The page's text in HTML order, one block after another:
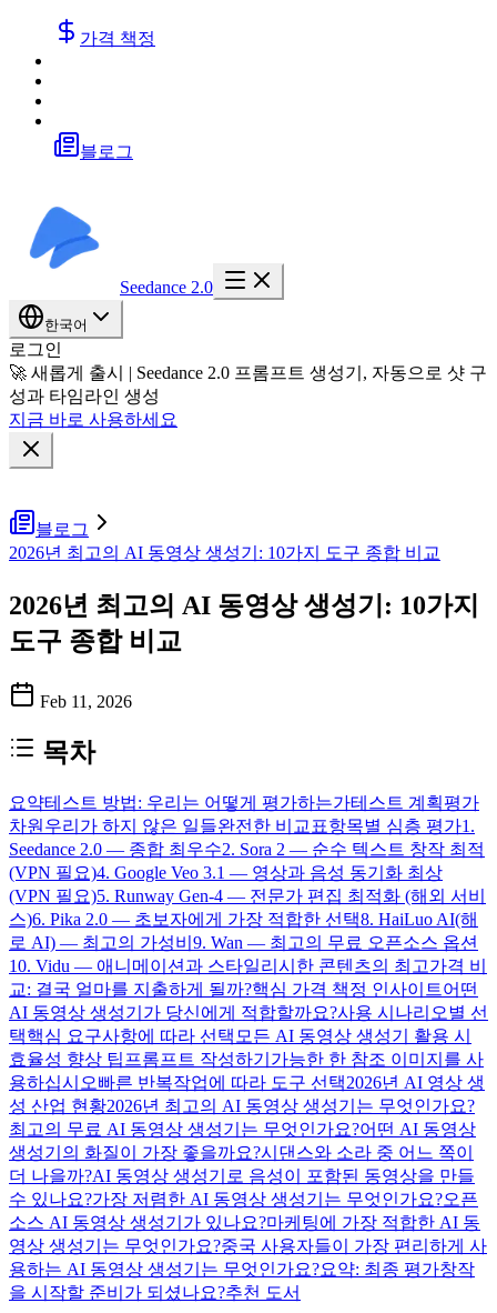
가격 책정
블로그
Seedance 2.0
한국어
로그인
🚀 새롭게 출시 | Seedance 2.0 프롬프트 생성기, 자동으로 샷 구
성과 타임라인 생성
지금 바로 사용하세요
블로그
2026년 최고의 AI 동영상 생성기: 10가지 도구 종합 비교
2026년 최고의 AI 동영상 생성기: 10가지
도구 종합 비교
Feb 11, 2026
목차
요약테스트 방법: 우리는 어떻게 평가하는가테스트 계획평가
차원 우리가 하지 않은 일들완전한 비교표항목별 심층 평가1.
Seedance 2.0 — 종합 최우수2. Sora 2 — 순수 텍스트 창작 최적
(VPN 필요)4. Google Veo 3.1 — 영상과 음성 동기화 최상
(VPN 필요)5. Runway Gen-4 — 전문가 편집 최적화 (해외 서비
스)6. Pika 2.0 — 초보자에게 가장 적합한 선택8. HaiLuo AI(해
로 AI) — 최고의 가성비 9. Wan — 최고의 무료 오픈소스 옵션
10. Vidu — 애니메이션과 스타일리시한 콘텐츠의 최고가격 비
교: 결국 얼마를 지출하게 될까?핵심 가격 책정 인사이트어떤
AI 동영상 생성기가 당신에게 적합할까요?사용 시나리오별 선
택핵심 요구사항에 따라 선택 모든 AI 동영상 생성기 활용 시
효율성 향상 팁 프롬프트 작성하기 가능한 한 참조 이미지를 사
용하십시오빠른 반복작업에 따라 도구 선택2026년 AI 영상 생
성 산업 현황2026년 최고의 AI 동영상 생성기는 무엇인가요?
최고의 무료 AI 동영상 생성기는 무엇인가요?어떤 AI 동영상
생성기의 화질이 가장 좋을까요?시댄스와 소라 중 어느 쪽이
더 나을까?AI 동영상 생성기로 음성이 포함된 동영상을 만들
수 있나요?가장 저렴한 AI 동영상 생성기는 무엇인가요?오픈
소스 AI 동영상 생성기가 있나요?마케팅에 가장 적합한 AI 동
영상 생성기는 무엇인가요?중국 사용자들이 가장 편리하게 사
용하는 AI 동영상 생성기는 무엇인가요?요약: 최종 평가창작
을 시작할 준비가 되셨나요?추천 도서